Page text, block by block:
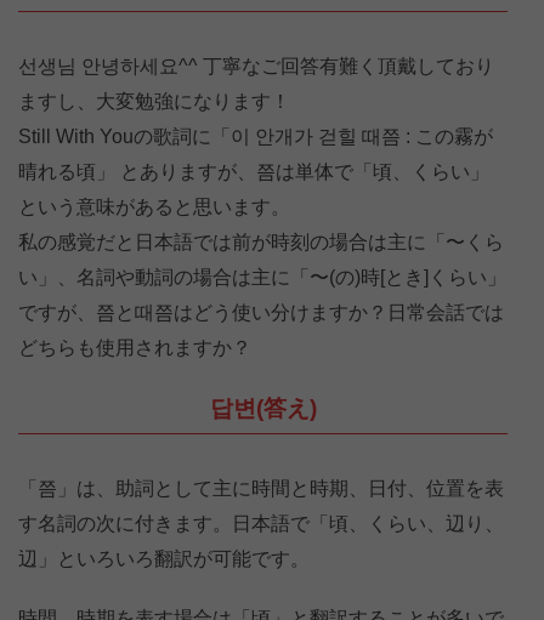
선생님 안녕하세요^^ 丁寧なご回答有難く頂戴しており
ますし、大変勉強になります！
Still With Youの歌詞に「이 안개가 걷힐 때쯤 : この霧が
晴れる頃」 とありますが、쯤は単体で「頃、くらい」
という意味があると思います。
私の感覚だと日本語では前が時刻の場合は主に「〜くら
い」、名詞や動詞の場合は主に「〜(の)時[とき]くらい」
ですが、쯤と때쯤はどう使い分けますか？日常会話では
どちらも使用されますか？
답변(答え)
「쯤」は、助詞として主に時間と時期、日付、位置を表
す名詞の次に付きます。日本語で「頃、くらい、辺り、
辺」といろいろ翻訳が可能です。